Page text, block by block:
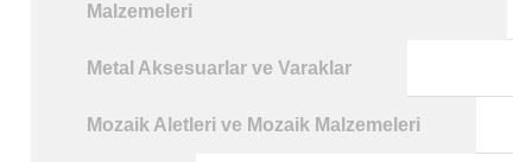
Malzemeleri
Metal Aksesuarlar ve Varaklar
Mozaik Aletleri ve Mozaik Malzemeleri